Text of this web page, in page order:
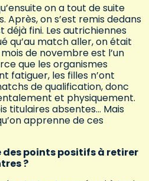
on a tout de suite
Après, on s’est remis dedans
fini. Les autrichiennes
qu’au match aller, on était
de novembre est l’un
que les organismes
fatiguer, les filles n’ont
de qualification, donc
et physiquement.
titulaires absentes… Mais
apprenne de ces
points positifs à retirer
?